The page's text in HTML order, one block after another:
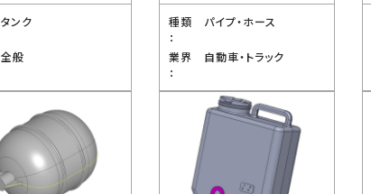
タンク
全般
種類
：
パイプ・ホース
業界
：
自動車・トラック